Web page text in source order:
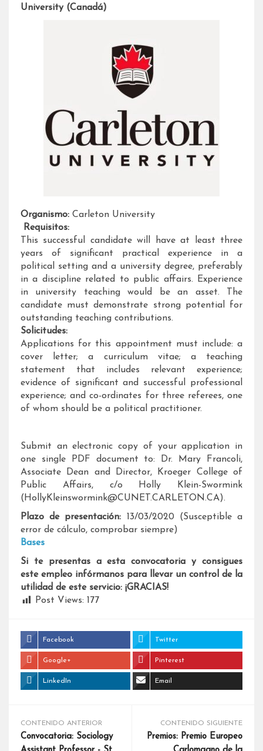
University (Canadá)
Organismo: Carleton University
Requisitos:
This successful candidate will have at least three
years of significant practical experience in a
political setting and a university degree, preferably
in a discipline related to public affairs. Experience
in university teaching would be an asset. The
candidate must demonstrate strong potential for
outstanding teaching contributions.
Solicitudes:
Applications for this appointment must include: a
cover letter; a curriculum vitae; a teaching
statement that includes relevant experience;
evidence of significant and successful professional
experience; and co-ordinates for three referees, one
of whom should be a political practitioner.
Submit an electronic copy of your application in
one single PDF document to: Dr. Mary Francoli,
Associate Dean and Director, Kroeger College of
Public Affairs, c/o Holly Klein-Swormink
(HollyKleinswormink@CUNET.CARLETON.CA).
Plazo de presentación: 13/03/2020 (Susceptible a
error de cálculo, comprobar siempre)
Bases
Si te presentas a esta convocatoria y consigues
este empleo infórmanos para llevar un control de la
utilidad de este servicio: ¡GRACIAS!
Post Views: 177
Facebook Twitter
Google+ Pinterest
LinkedIn Email
CONTENIDO ANTERIOR
Convocatoria: Sociology
CONTENIDO SIGUIENTE
Premios: Premio Europeo